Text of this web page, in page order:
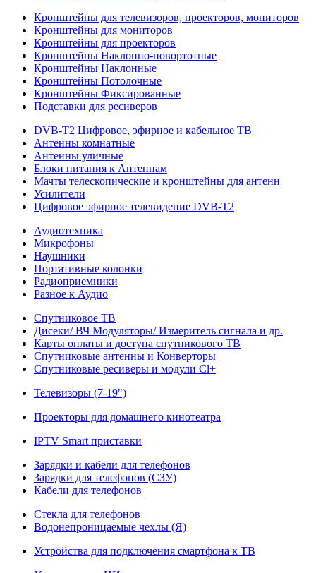
Кронштейны для телевизоров, проекторов, мониторов
Кронштейны для мониторов
Кронштейны для проекторов
Кронштейны Наклонно-повортотные
Кронштейны Наклонные
Кронштейны Потолочные
Кронштейны Фиксированные
Подставки для ресиверов
DVB-T2 Цифровое, эфирное и кабельное ТВ
Антенны комнатные
Антенны уличные
Блоки питания к Антеннам
Мачты телескопические и кронштейны для антенн
Усилители
Цифровое эфирное телевидение DVB-Т2
Аудиотехника
Микрофоны
Наушники
Портативные колонки
Радиоприемники
Разное к Аудио
Спутниковое ТВ
Дисеки/ ВЧ Модуляторы/ Измеритель сигнала и др.
Карты оплаты и доступа спутникового ТВ
Спутниковые антенны и Конверторы
Спутниковые ресиверы и модули Cl+
Телевизоры (7-19")
Проекторы для домашнего кинотеатра
IPTV Smart приставки
Зарядки и кабели для телефонов
Зарядки для телефонов (СЗУ)
Кабели для телефонов
Стекла для телефонов
Водонепроницаемые чехлы (Я)
Устройства для подключения смартфона к ТВ